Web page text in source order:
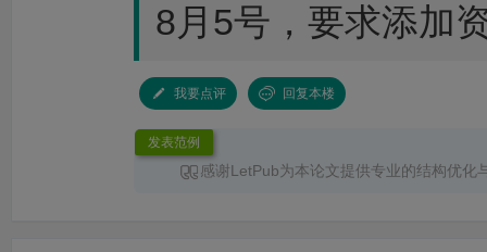
8月5号，要求添加
我要点评 回复本楼
发表范例
感谢LetPub为本论文提供专业的结构优化